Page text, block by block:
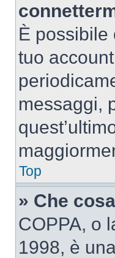
È possibile
tuo
messaggi,
Top
» Che
COPPA, o
1998, è